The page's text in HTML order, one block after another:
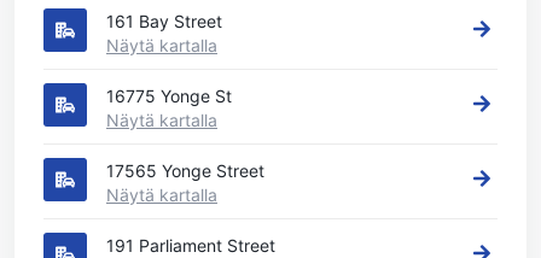
161 Bay Street
Näytä kartalla
16775 Yonge St
Näytä kartalla
17565 Yonge Street
Näytä kartalla
191 Parliament Street